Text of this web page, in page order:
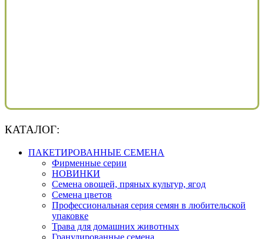
КАТАЛОГ:
ПАКЕТИРОВАННЫЕ СЕМЕНА
Фирменные серии
НОВИНКИ
Семена овощей, пряных культур, ягод
Семена цветов
Профессиональная серия семян в любительской
упаковке
Трава для домашних животных